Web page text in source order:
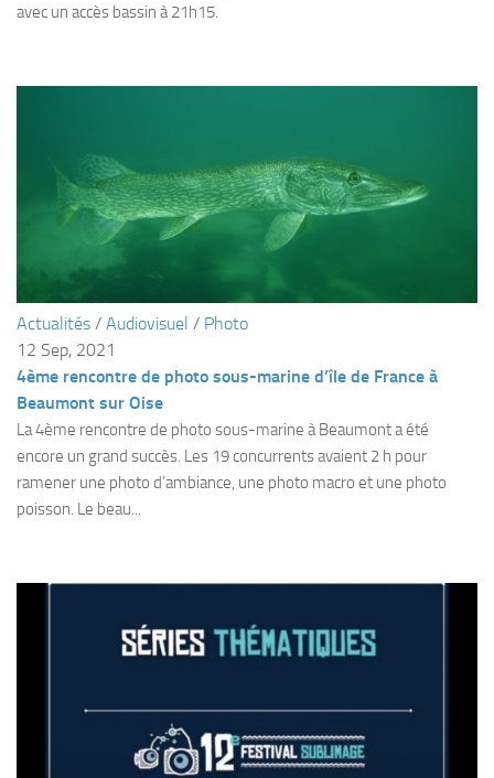
Sorties 2024
Sorties 2023
Sorties 2022
Sorties 2021
Sorties 2018
sorties 2017
Sorties 2015
Sorties 2014
Formations
AUDIOVISUEL
avec un accès bassin à 21h15.
Actualités / Audiovisuel / Photo
12 Sep, 2021
4ème rencontre de photo sous-marine d’île de France à
Beaumont sur Oise
La 4ème rencontre de photo sous-marine à Beaumont a été
encore un grand succès. Les 19 concurrents avaient 2 h pour
ramener une photo d’ambiance, une photo macro et une photo
poisson. Le beau...